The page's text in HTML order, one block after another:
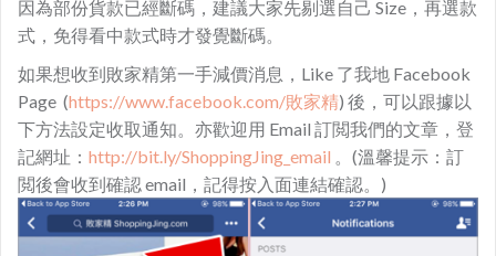
因為部份貨款已經斷碼，建議大家先剔選自己 Size，再選款
式，免得看中款式時才發覺斷碼。
如果想收到敗家精第一手減價消息，Like 了我地 Facebook
Page (https://www.facebook.com/敗家精) 後，可以跟據以
下方法設定收取通知。亦歡迎用 Email 訂閲我們的文章，登
記網址： http://bit.ly/ShoppingJing_email 。(溫馨提示：訂
閲後會收到確認 email，記得按入面連結確認。)